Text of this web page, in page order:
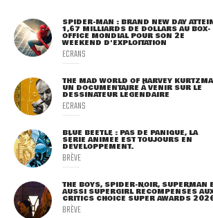
SPIDER-MAN : BRAND NEW DAY
1,67 MILLIARDS DE DOLLARS AU BOX-
OFFICE MONDIAL POUR SON 2E
WEEKEND D'EXPLOITATION
ECRANS
THE MAD WORLD OF HARVEY
UN DOCUMENTAIRE À VENIR SUR LE
DESSINATEUR LÉGENDAIRE
ECRANS
BLUE BEETLE : PAS DE PANIQUE, LA
SÉRIE ANIMÉE EST TOUJOURS EN
DÉVELOPPEMENT.
BRÈVE
THE BOYS, SPIDER-NOIR, SUPERMAN
AUSSI SUPERGIRL RÉCOMPENSÉS
CRITICS CHOICE SUPER AWARDS
BRÈVE